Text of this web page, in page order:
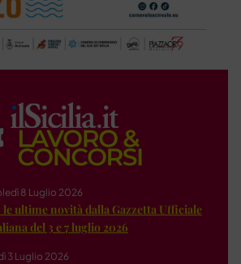
8 Luglio 2026
le ultime novità dalla Gazzetta Ufficiale
del 3 e 7 luglio 2026
3 Luglio 2026